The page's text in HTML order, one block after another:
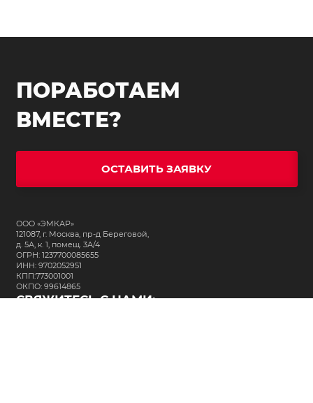
ПОРАБОТАЕМ
ВМЕСТЕ?
ОСТАВИТЬ ЗАЯВКУ
ООО «ЭМКАР»
121087, г. Москва, пр-д Береговой,
д. 5А, к. 1, помещ. 3А/4
ОГРН: 1237700085655
ИНН: 9702052951
КПП:773001001
ОКПО: 99614865
СВЯЖИТЕСЬ С НАМИ: